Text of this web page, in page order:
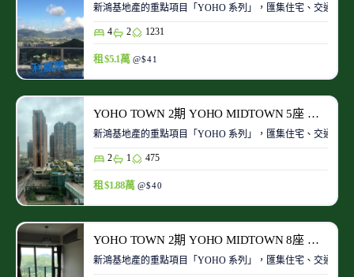
新鴻基地產的重點項目「YOHO 系列」，匯集住宅、交通、
4 2 1231
租 $5.1萬 @$41
YOHO TOWN 2期 YOHO MIDTOWN 5座 中層 G室
新鴻基地產的重點項目「YOHO 系列」，匯集住宅、交通、
2 1 475
租 $1.88萬 @$40
YOHO TOWN 2期 YOHO MIDTOWN 8座 高層 E室
新鴻基地產的重點項目「YOHO 系列」，匯集住宅、交通、